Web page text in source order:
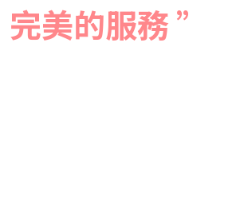
完美的服務 ”